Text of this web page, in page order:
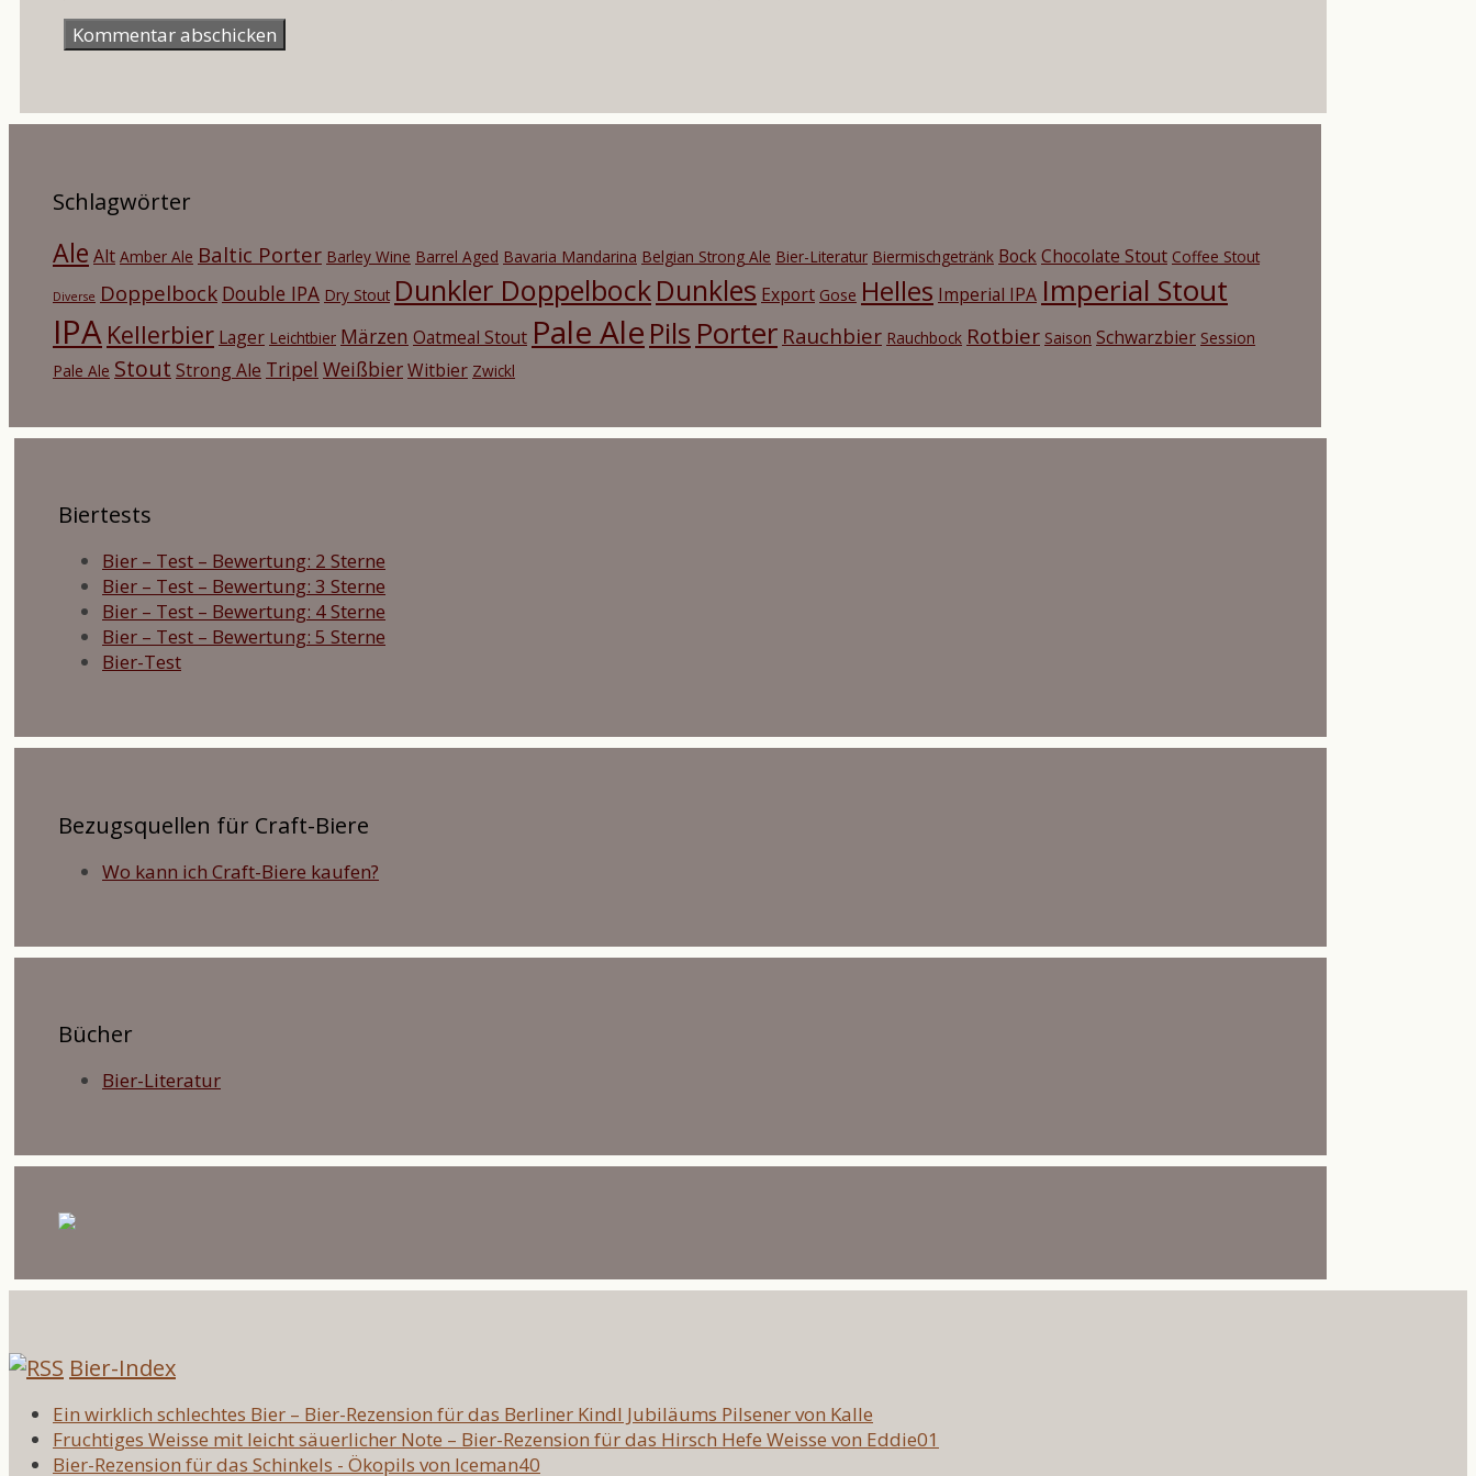
Mail-
Schlagwörter
Ale Alt Amber Ale Baltic Porter Barley Wine Barrel Aged Bavaria Mandarina Belgian Strong Ale Bier-Literatur Biermischgetränk BockChocolate Stout Coffee Stout
Diverse Doppelbock Double IPA Dry Stout Dunkler DoppelbockDunkles Export Gose Helles Imperial IPA Imperial Stout
IPA Kellerbier Lager Leichtbier Märzen Oatmeal Stout Pale Ale Pils Porter Rauchbier Rauchbock Rotbier Saison Schwarzbier Session
Pale Ale Stout Strong Ale Tripel WeißbierWitbier Zwickl
Biertests
Bier – Test – Bewertung: 2 Sterne
Bier – Test – Bewertung: 3 Sterne
Bier – Test – Bewertung: 4 Sterne
Bier – Test – Bewertung: 5 Sterne
Bier-Test
Bezugsquellen für Craft-Biere
Wo kann ich Craft-Biere kaufen?
Bücher
Bier-Literatur
Bier-Index
Ein wirklich schlechtes Bier – Bier-Rezension für das Berliner Kindl Jubiläums Pilsener von Kalle
Fruchtiges Weisse mit leicht säuerlicher Note – Bier-Rezension für das Hirsch Hefe Weisse von Eddie01
Bier-Rezension für das Schinkels - Ökopils von Iceman40